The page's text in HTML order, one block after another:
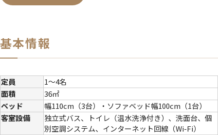
基本情報
定員
1～4名
面積
36㎡
ベッド
幅110cm（3台）・ソファベッド幅100cm（1台）
客室設備
独立式バス、トイレ（温水洗浄付き）、洗面台、個
別空調システム、インターネット回線（Wi-Fi）